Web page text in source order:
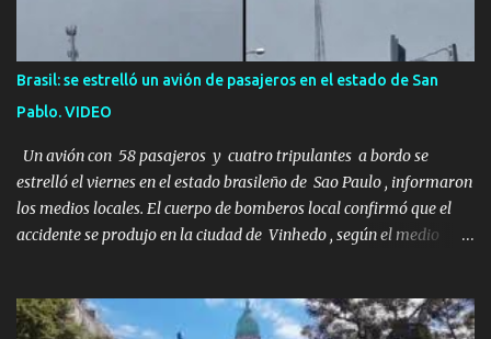
una pareja normal de Colorado. Ella tenía 26 años. Él, 28. No eran
aficionados a los deportes extremos ni expertos en supervivencia.
Eran simplemente dos personas que se amaban y querían pasar
un fin de semana lejos de la ciudad. Su plan era de lo más sencillo.
Tomar su viejo pero confiable auto, con...
Brasil: se estrelló un avión de pasajeros en el estado de San
Pablo. VIDEO
Un avión con 58 pasajeros y cuatro tripulantes a bordo se
estrelló el viernes en el estado brasileño de Sao Paulo , informaron
los medios locales. El cuerpo de bomberos local confirmó que el
accidente se produjo en la ciudad de Vinhedo , según el medio
una gran zona en llamas y humo saliendo de un aparente fuselaje